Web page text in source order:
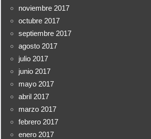
noviembre 2017
octubre 2017
septiembre 2017
agosto 2017
julio 2017
junio 2017
mayo 2017
abril 2017
marzo 2017
febrero 2017
enero 2017